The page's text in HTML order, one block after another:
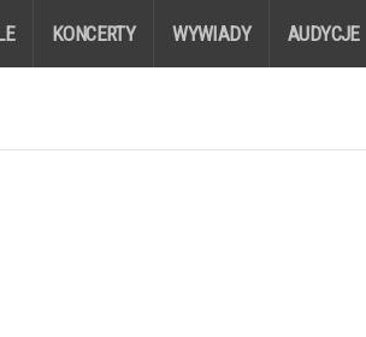
KONCERTY WYWIADY AUDYCJE